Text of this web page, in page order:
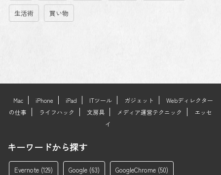
生活術 買い物
Mac iPhone iPad ITツール ガジェット
Webディレクター
の仕事
ライフハック 文房具 メディア運営テクニック
エッセ
イ
キーワードから探す
Evernote (129) Google (63) GoogleChrome (50)